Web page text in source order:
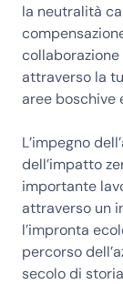
la neutralità
collaborazione
attraverso la
aree boschive
L’impegno
dell’impatto
importante
attraverso un
l’impronta
percorso
secolo di